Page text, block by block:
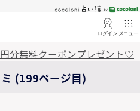
ログイン メニュー
分無料クーポンプレゼント♡
(199ページ目)